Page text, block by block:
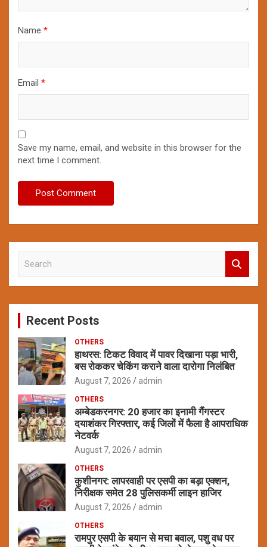
Name *
Email *
Save my name, email, and website in this browser for the
next time I comment.
c
Recent Posts
OTHERS
हाथरस: टिकट विवाद में पावर दिखाना पड़ा भारी,
बस रोककर चेकिंग कराने वाला दारोगा निलंबित
August 7, 2026 admin
OTHERS
अम्बेडकरनगर: 20 हजार का इनामी गैंगस्टर
दयाशंकर गिरफ्तार, कई जिलों में फैला है आपराधिक
नेटवर्क
August 7, 2026 admin
OTHERS
कुशीनगर: लापरवाही पर एसपी का बड़ा एक्शन,
निरीक्षक समेत 28 पुलिसकर्मी लाइन हाजिर
August 7, 2026 admin
OTHERS
रामपुर एसपी के बयान से मचा बवाल, पशु वध पर